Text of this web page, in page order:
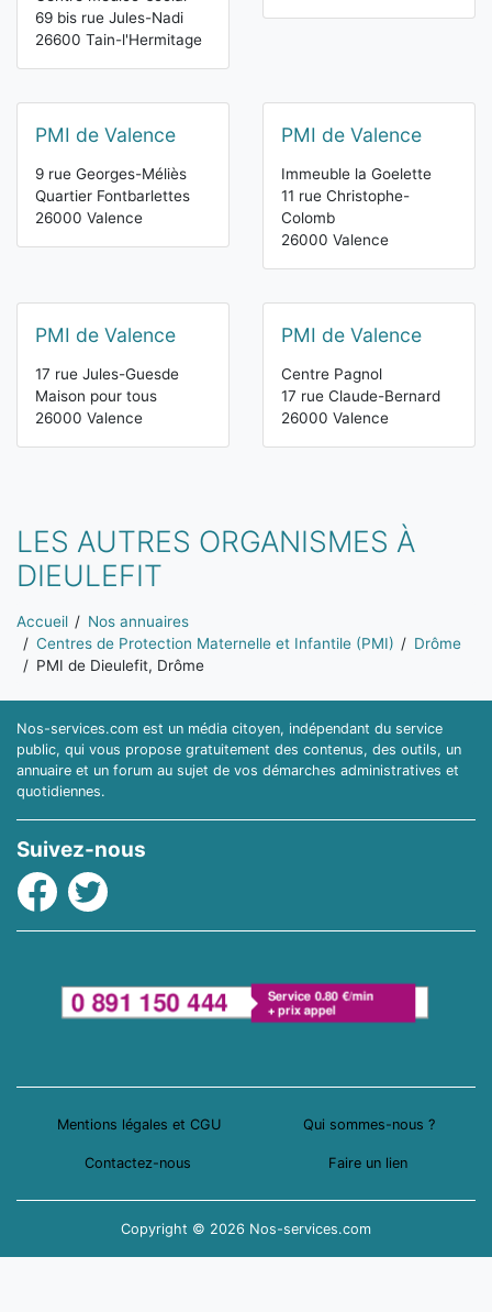
69 bis rue Jules-Nadi
26600 Tain-l'Hermitage
PMI de Valence
9 rue Georges-Méliès
Quartier Fontbarlettes
26000 Valence
PMI de Valence
Immeuble la Goelette
11 rue Christophe-
Colomb
26000 Valence
PMI de Valence
17 rue Jules-Guesde
Maison pour tous
26000 Valence
PMI de Valence
Centre Pagnol
17 rue Claude-Bernard
26000 Valence
LES AUTRES ORGANISMES À
DIEULEFIT
Vous êtes ici:
Accueil
Nos annuaires
Centres de Protection Maternelle et Infantile (PMI)
Drôme
PMI de Dieulefit, Drôme
Nos-services.com est un média citoyen, indépendant du service
public, qui vous propose gratuitement des contenus, des outils, un
annuaire et un forum au sujet de vos démarches administratives et
quotidiennes.
Suivez-nous
Facebook
Twitter
Mentions légales et CGU Qui sommes-nous ?
Contactez-nous Faire un lien
Copyright © 2026 Nos-services.com